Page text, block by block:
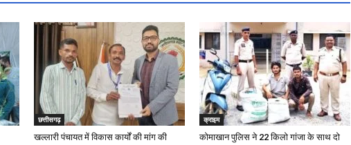
छत्तीसगढ़
खल्लारी पंचायत में विकास कार्यों की मांग की
क्राइम
कोमाखान पुलिस ने 22 किलो गांजा के साथ दो